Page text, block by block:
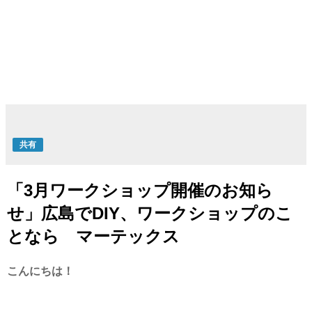
共有
「3月ワークショップ開催のお知ら
せ」広島でDIY、ワークショップのこ
となら マーテックス
こんにちは！